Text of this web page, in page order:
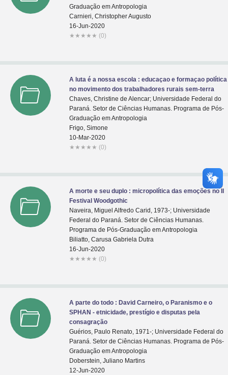
Graduação em Antropologia
Carnieri, Christopher Augusto
16-Jun-2020
★ ★ ★ ★ ★ (0)
A luta é a nossa escola : educaçao e formaçao política
no movimento dos trabalhadores rurais sem-terra
Chaves, Christine de Alencar; Universidade Federal do
Paraná. Setor de Ciências Humanas. Programa de Pós-
Graduação em Antropologia
Frigo, Simone
10-Mar-2020
★ ★ ★ ★ ★ (0)
A morte e seu duplo : micropolítica das emoções no II
Festival Woodgothic
Naveira, Miguel Alfredo Carid, 1973-; Universidade
Federal do Paraná. Setor de Ciências Humanas.
Programa de Pós-Graduação em Antropologia
Biliatto, Carusa Gabriela Dutra
16-Jun-2020
★ ★ ★ ★ ★ (0)
A parte do todo : David Carneiro, o Paranismo e o
SPHAN - etnicidade, prestígio e disputas pela
consagração
Guérios, Paulo Renato, 1971-; Universidade Federal do
Paraná. Setor de Ciências Humanas. Programa de Pós-
Graduação em Antropologia
Doberstein, Juliano Martins
12-Jun-2020